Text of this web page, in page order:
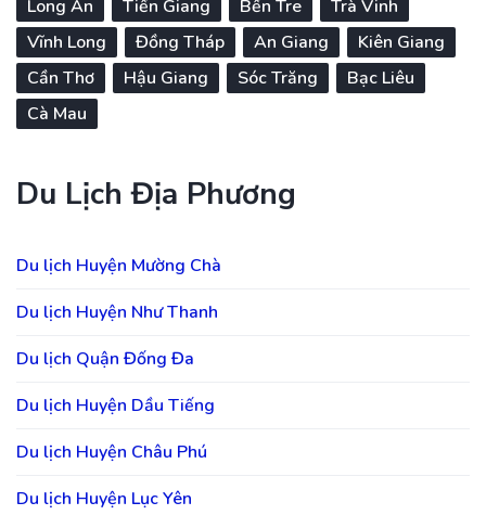
Long An
Tiền Giang Bến Tre
Trà Vinh
Vĩnh Long
Đồng Tháp An Giang
Kiên Giang
Cần Thơ
Hậu Giang Sóc Trăng
Bạc Liêu
Cà Mau
Du Lịch Địa Phương
Du lịch Huyện Mường Chà
Du lịch Huyện Như Thanh
Du lịch Quận Đống Đa
Du lịch Huyện Dầu Tiếng
Du lịch Huyện Châu Phú
Du lịch Huyện Lục Yên